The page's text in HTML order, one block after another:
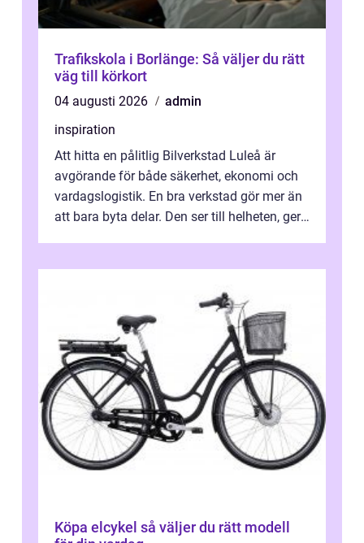
Trafikskola i Borlänge: Så väljer du rätt
väg till körkort
04 augusti 2026
admin
inspiration
Att hitta en pålitlig Bilverkstad Luleå är
avgörande för både säkerhet, ekonomi och
vardagslogistik. En bra verkstad gör mer än
att bara byta delar. Den ser till helheten, ger
Köpa elcykel så väljer du rätt modell